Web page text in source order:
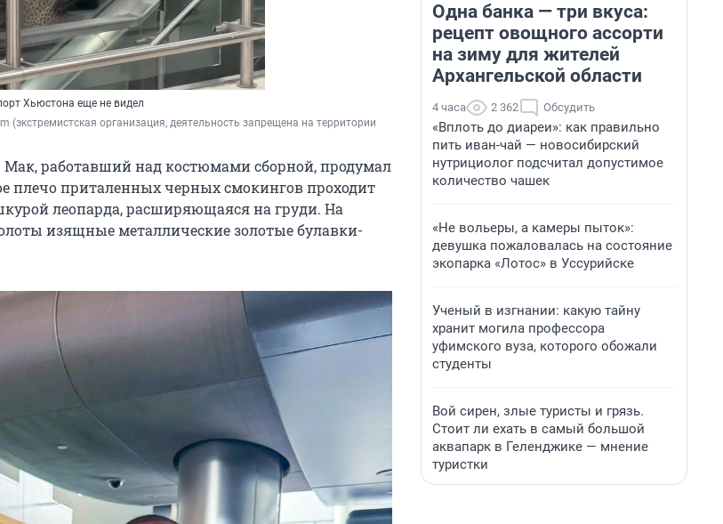
Хьюстона еще не видел
(экстремистская организация, деятельность запрещена на территории
работавший над костюмами сборной, продумал
плечо приталенных черных смокингов проходит
леопарда, расширяющаяся на груди. На
изящные металлические золотые булавки-
Одна банка — три вкуса:
рецепт овощного ассорти
на зиму для жителей
Архангельской области
4 часа 2 362 Обсудить
«Вплоть до диареи»: как правильно
пить иван-чай — новосибирский
нутрициолог подсчитал допустимое
количество чашек
«Не вольеры, а камеры пыток»:
девушка пожаловалась на состояние
экопарка «Лотос» в Уссурийске
Ученый в изгнании: какую тайну
хранит могила профессора
уфимского вуза, которого обожали
студенты
Вой сирен, злые туристы и грязь.
Стоит ли ехать в самый большой
аквапарк в Геленджике — мнение
туристки